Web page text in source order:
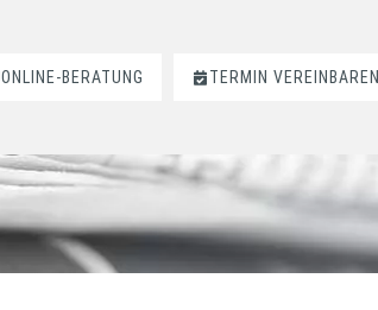
ONLINE-BERATUNG TERMIN VEREINBAREN